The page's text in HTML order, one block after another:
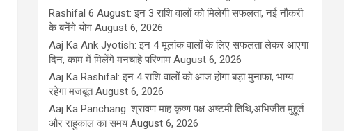
Rashifal 6 August: इन 3 राशि वालों को मिलेगी सफलता, नई नौकरी
के बनेंगे योग August 6, 2026
Aaj Ka Ank Jyotish: इन 4 मूलांक वालों के लिए सफलता लेकर आएगा
दिन, काम में मिलेंगे मनचाहे परिणाम August 6, 2026
Aaj Ka Rashifal: इन 4 राशि वालों को आज होगा बड़ा मुनाफा, भाग्य
रहेगा मजबूत August 6, 2026
Aaj Ka Panchang: श्रावण माह कृष्ण पक्ष अष्टमी तिथि,अभिजीत मुहूर्त
और राहुकाल का समय August 6, 2026